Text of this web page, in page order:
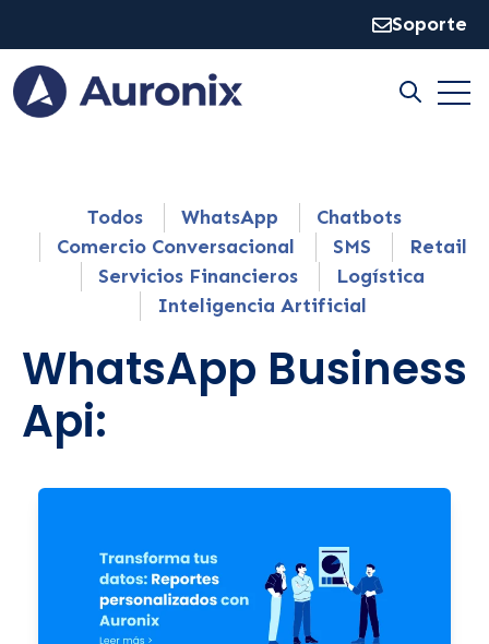
Soporte
Open
Todos WhatsApp
Chatbots
Comercio Conversacional
SMS
Retail
Servicios Financieros
Logística
Inteligencia Artificial
WhatsApp Business
Api: